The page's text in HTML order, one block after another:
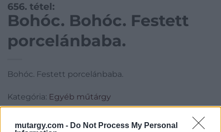
mutargy.com - Do Not Process My Personal
656. tétel:
Bohóc. Bohóc. Festett
porcelánbaba.
Bohóc. Festett porcelánbaba.
Kategória: Egyéb műtárgy